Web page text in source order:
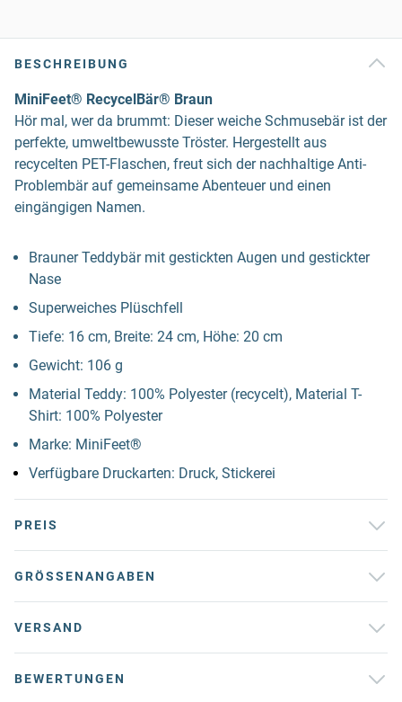
BESCHREIBUNG
MiniFeet® RecycelBär® Braun
Hör mal, wer da brummt: Dieser weiche Schmusebär ist der
perfekte, umweltbewusste Tröster. Hergestellt aus
recycelten PET-Flaschen, freut sich der nachhaltige Anti-
Problembär auf gemeinsame Abenteuer und einen
eingängigen Namen.
Brauner Teddybär mit gestickten Augen und gestickter
Nase
Superweiches Plüschfell
Tiefe: 16 cm, Breite: 24 cm, Höhe: 20 cm
Gewicht: 106 g
Material Teddy: 100% Polyester (recycelt), Material T-
Shirt: 100% Polyester
Marke: MiniFeet®
Verfügbare Druckarten: Druck, Stickerei
PREIS
GRÖSSENANGABEN
VERSAND
BEWERTUNGEN